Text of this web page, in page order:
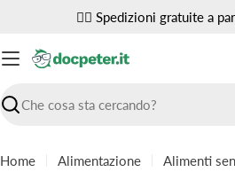
contenuto
✌🏼 Spedizioni gratuite a
Ricerca
Home Alimentazione Alimenti